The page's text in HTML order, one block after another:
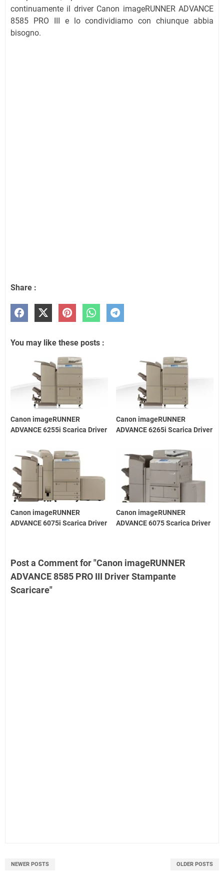
continuamente il driver Canon imageRUNNER ADVANCE
8585 PRO III e lo condividiamo con chiunque abbia
bisogno.
Share :
You may like these posts :
Canon imageRUNNER
ADVANCE 6255i Scarica Driver
Canon imageRUNNER
ADVANCE 6265i Scarica Driver
Canon imageRUNNER
ADVANCE 6075i Scarica Driver
Canon imageRUNNER
ADVANCE 6075 Scarica Driver
Post a Comment for "Canon imageRUNNER
ADVANCE 8585 PRO III Driver Stampante
Scaricare"
NEWER POSTS OLDER POSTS